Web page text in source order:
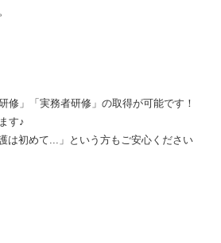
修」「実務者研修」の取得が可能です！
す♪
は初めて...」という方もご安心ください